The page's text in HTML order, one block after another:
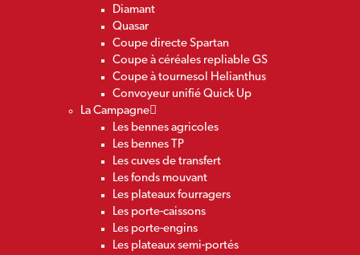
Diamant
Quasar
Coupe directe Spartan
Coupe à céréales repliable GS
Coupe à tournesol Helianthus
Convoyeur unifié Quick Up
La Campagne
Les bennes agricoles
Les bennes TP
Les cuves de transfert
Les fonds mouvant
Les plateaux fourragers
Les porte-caissons
Les porte-engins
Les plateaux semi-portés